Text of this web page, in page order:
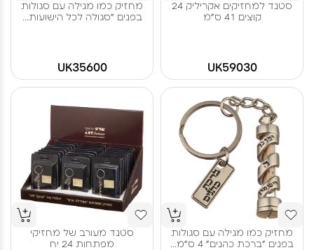
סטנד למחזיקים אקריליק 24
קוצים 41 ס"מ
UK59030
מחזיק כמו מגילה עם סגולות
בפנים "סגולה לכל הישועות...
UK35600
מחזיק כמו מגילה עם סגולות
בפנים "ברכת כהנים" 4 ס"מ...
סטנד מעורב של מחזיקי
מפתחות 24 יח